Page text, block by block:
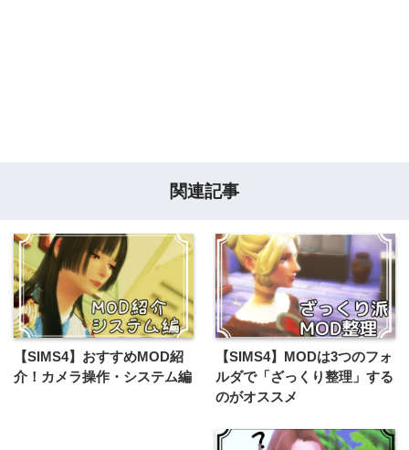
関連記事
【SIMS4】おすすめMOD紹
介！カメラ操作・システム編
【SIMS4】MODは3つのフォ
ルダで「ざっくり整理」する
のがオススメ